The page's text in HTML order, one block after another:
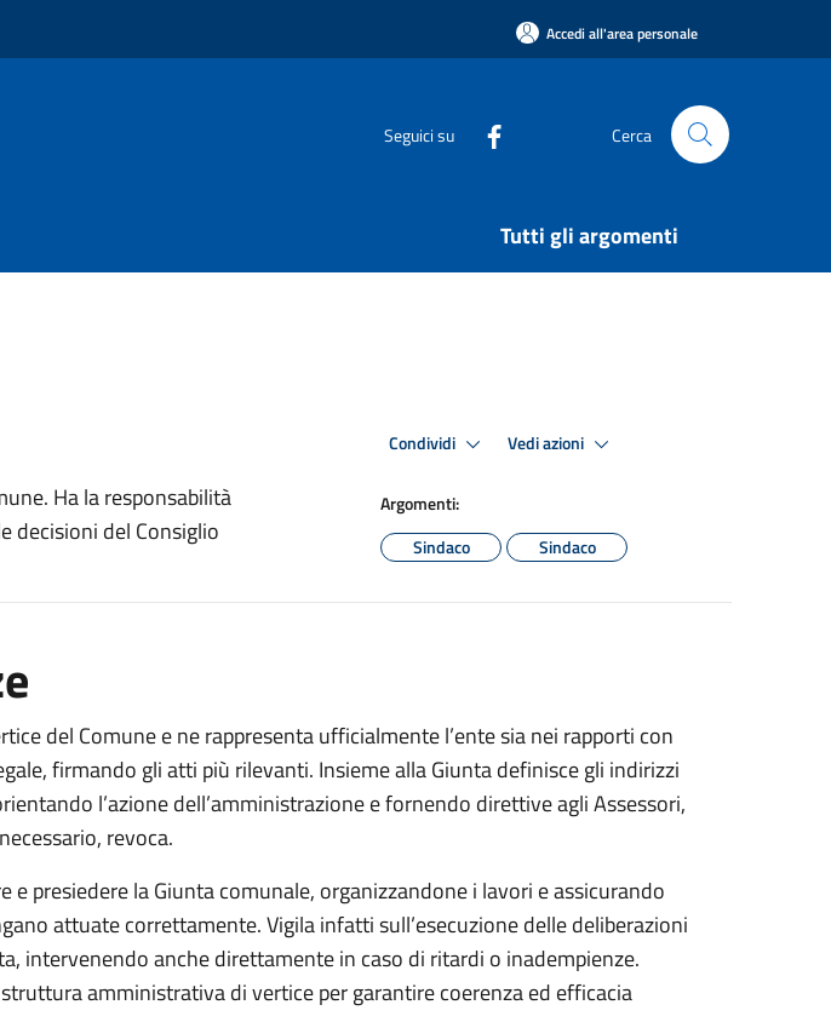
Accedi all'area personale
Seguici su Cerca
Tutti gli argomenti
Ha la responsabilità
decisioni del Consiglio
Condividi Vedi azioni
Argomenti:
Sindaco
Sindaco
del Comune e ne rappresenta ufficialmente l’ente sia nei rapporti con
firmando gli atti più rilevanti. Insieme alla Giunta definisce gli indirizzi
l’azione dell’amministrazione e fornendo direttive agli Assessori,
revoca.
e presiedere la Giunta comunale, organizzandone i lavori e assicurando
attuate correttamente. Vigila infatti sull’esecuzione delle deliberazioni
intervenendo anche direttamente in caso di ritardi o inadempienze.
amministrativa di vertice per garantire coerenza ed efficacia